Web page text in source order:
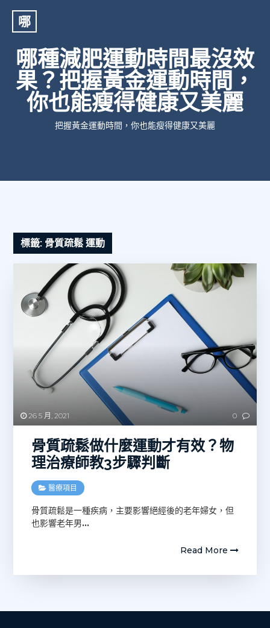
哪
哪種減肥運動時間最沒效
果？把握黃金運動時間，
你也能瘦得健康又美麗
把握黃金運動時間，你也能瘦得健康又美麗
標籤: 骨質疏鬆 運動
26 5 月, 2021 0
骨質疏鬆做什麼運動才有效？物
理治療師教3步驟判斷
醫療項目
骨質疏鬆是一種疾病，主要影響絕經後的老年婦女，但
也影響老年男…
Read More